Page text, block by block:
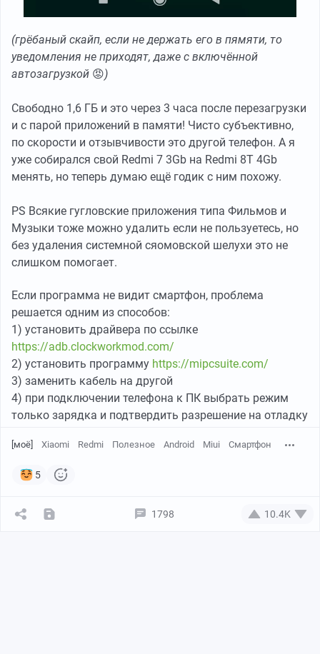
(грёбаный скайп, если не держать его в пямяти, то
уведомления не приходят, даже с включённой
автозагрузкой 😡)
Свободно 1,6 ГБ и это через 3 часа после перезагрузки
и с парой приложений в памяти! Чисто субъективно,
по скорости и отзывчивости это другой телефон. А я
уже собирался свой Redmi 7 3Gb на Redmi 8T 4Gb
менять, но теперь думаю ещё годик с ним похожу.
PS Всякие гугловские приложения типа Фильмов и
Музыки тоже можно удалить если не пользуетесь, но
без удаления системной сяомовской шелухи это не
слишком помогает.
Если программа не видит смартфон, проблема
решается одним из способов:
1) установить драйвера по ссылке
https://adb.clockworkmod.com/
2) установить программу https://mipcsuite.com/
3) заменить кабель на другой
4) при подключении телефона к ПК выбрать режим
только зарядка и подтвердить разрешение на отладку
[моё] Xiaomi Redmi Полезное Android Miui Смартфон
5
1798 10.4K